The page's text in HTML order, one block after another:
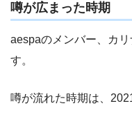
噂が広まった時期
aespaのメンバー、カ
す。
噂が流れた時期は、